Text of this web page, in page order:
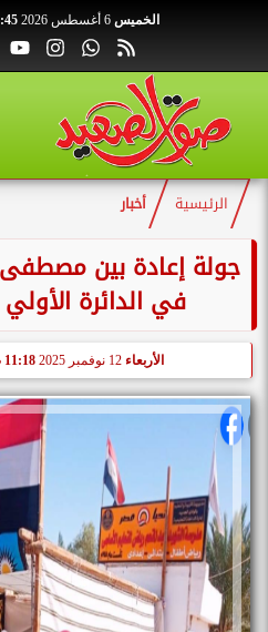
الخميس
الرئيسية أخبار
جولة إعادة بين
في الدائرة
الأربعاء 12 نوفمبر 2025 11:18 صـ